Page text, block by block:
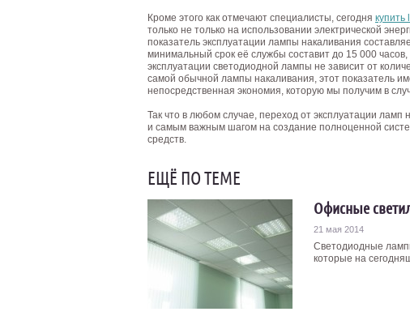
Кроме этого как отмечают специалисты, сегодня
только не только на использовании электрической
показатель эксплуатации лампы накаливания
минимальный срок её службы составит до 15 000
эксплуатации светодиодной лампы не зависит от
самой обычной лампы накаливания, этот показатель
непосредственная экономия, которую мы получим в
Так что в любом случае, переход от эксплуатации
и самым важным шагом на создание полноценной
средств.
ЕЩЁ ПО ТЕМЕ
Офисные
21 мая 2014
Светодиодные
которые на